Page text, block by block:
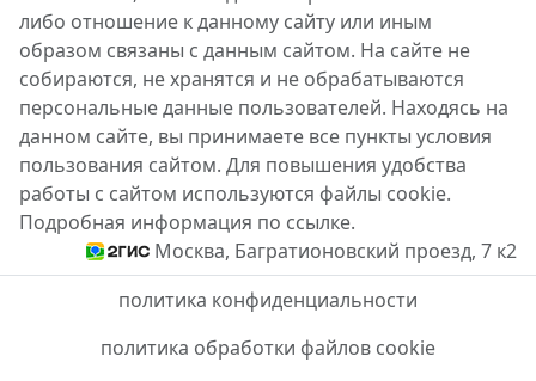
либо отношение к данному сайту или иным
образом связаны с данным сайтом. На сайте не
собираются, не хранятся и не обрабатываются
персональные данные пользователей. Находясь на
данном сайте, вы принимаете все пункты условия
пользования сайтом. Для повышения удобства
работы с сайтом используются файлы cookie.
Подробная информация по ссылке.
Москва, Багратионовский проезд, 7 к2
политика конфиденциальности
политика обработки файлов cookie